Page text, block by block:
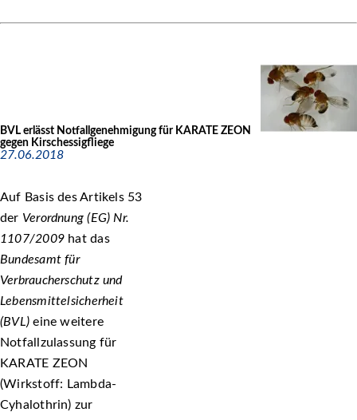
BVL erlässt Notfallgenehmigung für KARATE ZEON
gegen Kirschessigfliege
27.06.2018
Auf Basis des Artikels 53
der Verordnung (EG) Nr.
1107/2009hat das
Bundesamt für
Verbraucherschutz und
Lebensmittelsicherheit
(BVL) eine weitere
Notfallzulassung für
KARATE ZEON
(Wirkstoff: Lambda-
Cyhalothrin) zur